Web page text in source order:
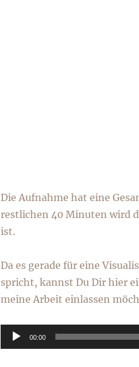
Die Aufnahme hat eine
restlichen 40 Minuten wird
ist.
Da es gerade für eine
spricht, kannst Du Dir hier
meine Arbeit einlassen
Audio-
Player
00:00